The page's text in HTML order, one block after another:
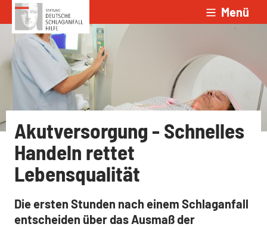
Zum Inhalt springen Menü
Akutversorgung - Schnelles
Handeln rettet
Lebensqualität
Die ersten Stunden nach einem Schlaganfall
entscheiden über das Ausmaß der